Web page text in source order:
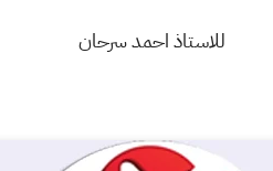
للاستاذ احمد سرحان